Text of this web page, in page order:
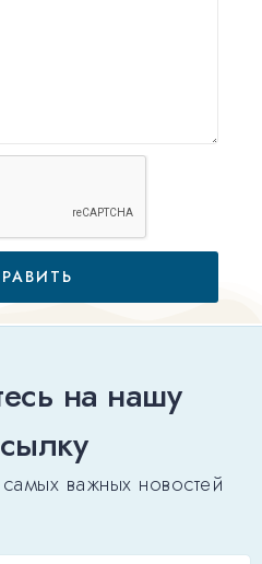
на нашу
важных новостей